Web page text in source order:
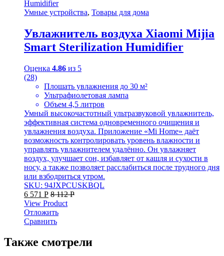
Умные устройства, Товары для дома
Увлажнитель воздуха Xiaomi Mijia
Smart Sterilization Humidifier
Оценка 4.86 из 5
(28)
Плошать увлажнения до 30 м²
Ультрафиолетовая лампа
Объем 4,5 литров
Умный высокочастотный ультразвуковой увлажнитель,
эффективная система одновременного очищения и
увлажнения воздуха. Приложение «Mi Home» даёт
возможность контролировать уровень влажности и
управлять увлажнителем удалённо. Он увлажняет
воздух, улучшает сон, избавляет от кашля и сухости в
носу, а также позволяет расслабиться после трудного дня
или взбодриться утром.
SKU: 94JXPCUSKBQL
6 571 Р 8 112Р
View Product
Отложить
Сравнить
Также смотрели